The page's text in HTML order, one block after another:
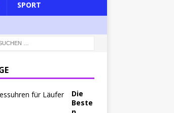
SPORT
Die
Beste